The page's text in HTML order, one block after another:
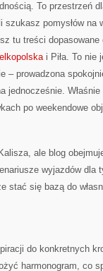
To przestrzeń
pomysłów na
tu treści
i Piła. To nie
– prowadzona
po weekendowe
ale blog
wyjazdów
stać się bazą do
do konkretnych
harmonogram, co